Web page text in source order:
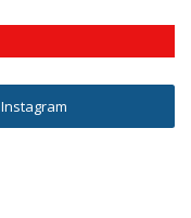
Instagram